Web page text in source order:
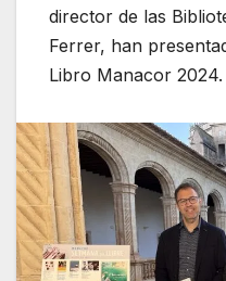
director de las
Ferrer, han
Libro Manacor 2024.